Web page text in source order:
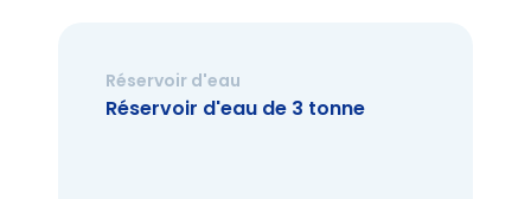
Réservoir d'eau
Réservoir d'eau de 3 tonne